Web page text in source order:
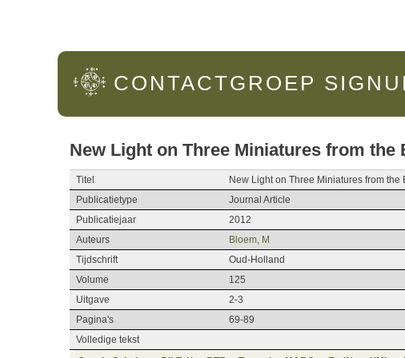
CONTACTGROEP
New Light on Three Miniatures from the
Titel
New Light on Three Miniatures from the
Publicatietype
Journal Article
Publicatiejaar
2012
Auteurs
Bloem, M
Tijdschrift
Oud-Holland
Volume
125
Uitgave
2-3
Pagina's
69-89
Volledige tekst